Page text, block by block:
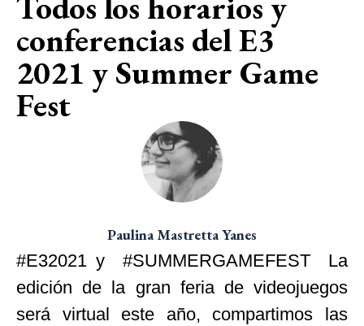
conferencias del E3
2021 y Summer Game
Fest
Paulina Mastretta Yanes
#E32021 y #SUMMERGAMEFEST La
edición de la gran feria de videojuegos
será virtual este año, compartimos las